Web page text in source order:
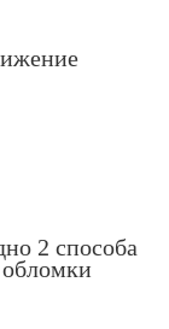
2 способа